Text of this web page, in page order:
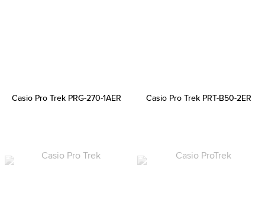
Casio Pro Trek PRG-270-1AER Casio Pro Trek PRT-B50-2ER